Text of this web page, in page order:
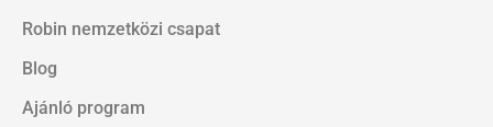
Robin nemzetközi csapat
Blog
Ajánló program